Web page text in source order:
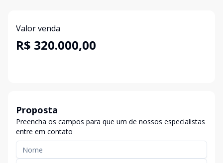
Valor venda
R$ 320.000,00
Proposta
Preencha os campos para que um de nossos especialistas
entre em contato